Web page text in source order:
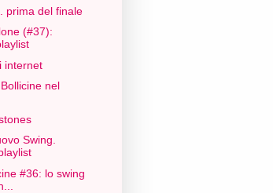
prima del finale
(#37):
internet
nel
Swing.
#36: lo swing